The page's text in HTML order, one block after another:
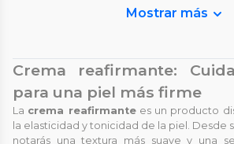
Mostrar más
Crema reafirmante:
para una piel más firme
La crema reafirmantees un producto
la elasticidad y tonicidad de la piel. Desde
notarás una textura más suave y una